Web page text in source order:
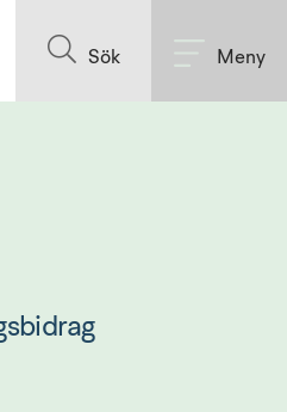
Sök Meny